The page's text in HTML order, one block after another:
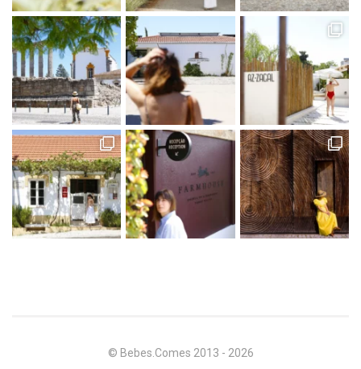
© Bebes.Comes 2013 - 2026